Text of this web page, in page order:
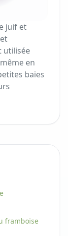
juif et
utilisée
en
baies
framboise